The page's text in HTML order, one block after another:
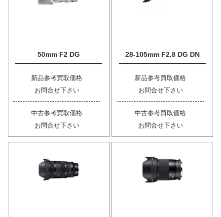
50mm F2 DG
新品参考買取価格
お問合せ下さい
中古参考買取価格
お問合せ下さい
28-105mm F2.8 DG DN
新品参考買取価格
お問合せ下さい
中古参考買取価格
お問合せ下さい